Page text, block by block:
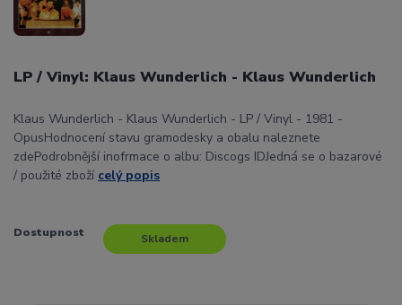
LP / Vinyl: Klaus Wunderlich - Klaus Wunderlich
Klaus Wunderlich - Klaus Wunderlich - LP / Vinyl - 1981 -
OpusHodnocení stavu gramodesky a obalu naleznete
zdePodrobnější inofrmace o albu: Discogs IDJedná se o bazarové
/ použité zboží celý popis
Dostupnost Skladem